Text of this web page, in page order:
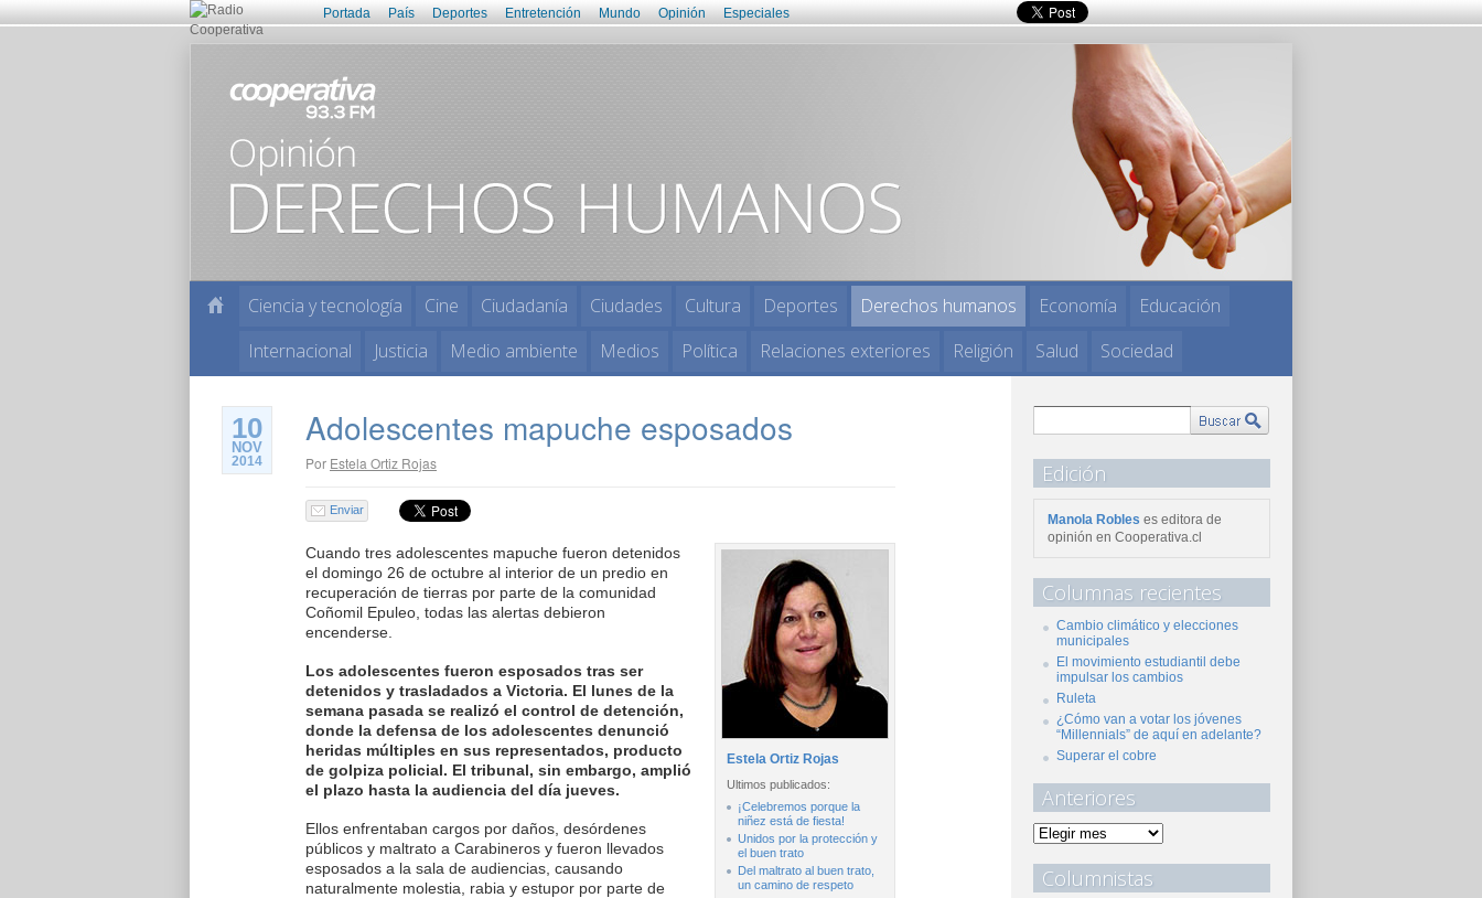
Portada País Deportes Entretención Mundo Opinión Especiales
Ciencia y tecnología Cine Ciudadanía Ciudades Cultura Deportes Derechos humanos Economía
Educación
Internacional
Justicia Medio ambiente Medios Política Relaciones exteriores Religión Salud Sociedad
10
NOV
2014
Adolescentes mapuche esposados
Por Estela Ortiz Rojas
Enviar
Estela Ortiz Rojas
Ultimos publicados:
¡Celebremos porque la
niñez está de fiesta!
Unidos por la protección y
el buen trato
Del maltrato al buen trato,
un camino de respeto
Cuando tres adolescentes mapuche fueron detenidos
el domingo 26 de octubre al interior de un predio en
recuperación de tierras por parte de la comunidad
Coñomil Epuleo, todas las alertas debieron
encenderse.
Los adolescentes fueron esposados tras ser
detenidos y trasladados a Victoria. El lunes de la
semana pasada se realizó el control de detención,
donde la defensa de los adolescentes denunció
heridas múltiples en sus representados, producto
de golpiza policial. El tribunal, sin embargo, amplió
el plazo hasta la audiencia del día jueves.
Ellos enfrentaban cargos por daños, desórdenes
públicos y maltrato a Carabineros y fueron llevados
esposados a la sala de audiencias, causando
naturalmente molestia, rabia y estupor por parte de
Edición
Manola Robles es editora de
opinión en Cooperativa.cl
Columnas recientes
Cambio climático y elecciones
municipales
El movimiento estudiantil debe
impulsar los cambios
Ruleta
¿Cómo van a votar los jóvenes
“Millennials” de aquí en adelante?
Superar el cobre
Anteriores
Columnistas